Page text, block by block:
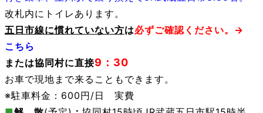
改札内にトイレあります。
五日市線に慣れていない方は必ずご確認ください。→
こちら
または協同村に直接9：30
お車で現地まで来ることもできます。
※駐車料金：600円/日 実費